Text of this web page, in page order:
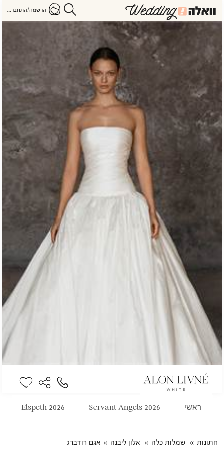
הרשמה/התחברות
ראשי 2026 Servant Angels
2026 Elspeth
חתונות שמלות כלה אלון ליבנה אגם רודברג